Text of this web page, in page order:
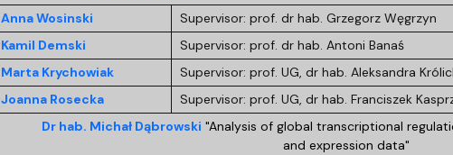
Anna Wosinski
Supervisor: prof. dr hab. Grzegorz Węgrzyn
Kamil Demski
Supervisor: prof. dr hab. Antoni Banaś
Marta Krychowiak
Supervisor: prof. UG, dr hab. Aleksandra
Joanna Rosecka
Supervisor: prof. UG, dr hab. Franciszek
Dr hab. Michał Dąbrowski "Analysis of global transcriptional
and expression data"